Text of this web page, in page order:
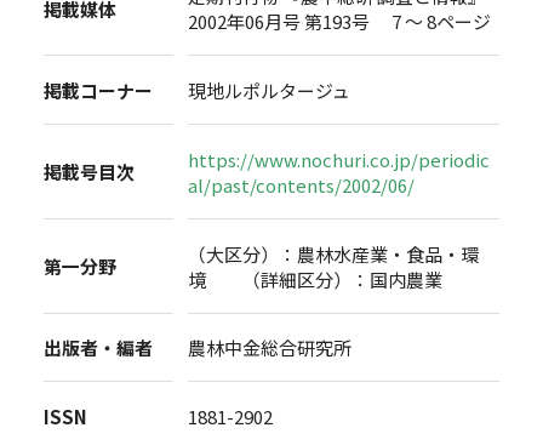
掲載媒体
2002年06月号 第193号 7 ～ 8ページ
掲載コーナー 現地ルポルタージュ
掲載号目次
https://www.nochuri.co.jp/periodic
al/past/contents/2002/06/
第一分野
（大区分）：農林水産業・食品・環
境 （詳細区分）：国内農業
出版者・編者 農林中金総合研究所
ISSN 1881-2902